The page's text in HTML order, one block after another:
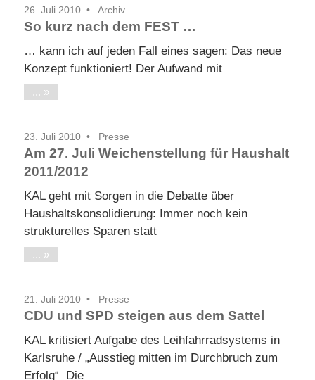
26. Juli 2010 Archiv
So kurz nach dem FEST …
… kann ich auf jeden Fall eines sagen: Das neue
Konzept funktioniert! Der Aufwand mit
...
23. Juli 2010 Presse
Am 27. Juli Weichenstellung für Haushalt
2011/2012
KAL geht mit Sorgen in die Debatte über
Haushaltskonsolidierung: Immer noch kein
strukturelles Sparen statt
...
21. Juli 2010 Presse
CDU und SPD steigen aus dem Sattel
KAL kritisiert Aufgabe des Leihfahrradsystems in
Karlsruhe / „Ausstieg mitten im Durchbruch zum
Erfolg“ Die